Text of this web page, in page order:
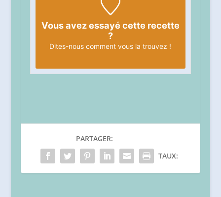
Vous avez essayé cette recette
?
Dites-nous comment vous la trouvez !
PARTAGER:
TAUX: